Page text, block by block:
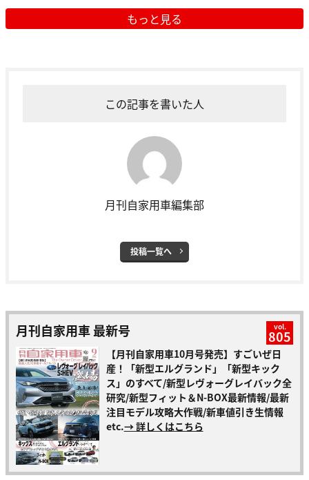
もっと見る
この記事を書いた人
月刊自家用車編集部
投稿一覧へ
月刊自家用車 最新号 vol.
805
【月刊自家用車10月号発売】すごいぜ日
産！「新型エルグランド」「新型キック
ス」のすべて/新型レヴォーグレイバック全
研究/新型フィット＆N-BOX最新情報/最新
注目モデル攻略大作戦/新車値引き生情報
etc.→ 詳しくはこちら